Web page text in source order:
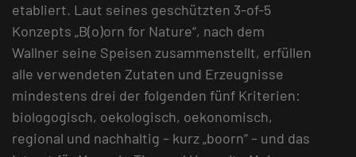
etabliert. Laut seines geschützten 3-of-5
Konzepts „B(o)orn for Nature“, nach dem
Wallner seine Speisen zusammenstellt, erfüllen
alle verwendeten Zutaten und Erzeugnisse
mindestens drei der folgenden fünf Kriterien:
biologogisch, oekologisch, oekonomisch,
regional und nachhaltig – kurz „boorn“ – und das